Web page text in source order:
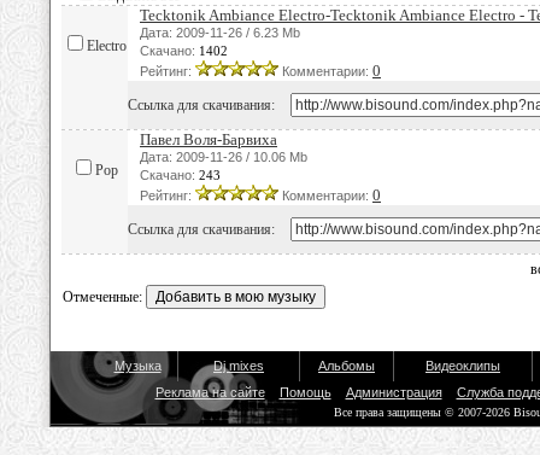
Electro
Tecktonik Ambiance Electro-Tecktonik Ambiance Electro -
Дата: 2009-11-26 / 6.23 Mb
Скачано: 1402
Рейтинг:
Комментарии: 0
Ссылка для скачивания:
Pop
Павел Воля-Барвиха
Дата: 2009-11-26 / 10.06 Mb
Скачано: 243
Рейтинг:
Комментарии: 0
Ссылка для скачивания:
Отмеченные:
Музыка Dj mixes Альбомы
Видеоклипы
Реклама на сайте
Помощь Администрация Служба
Все права защищены © 2007-2026